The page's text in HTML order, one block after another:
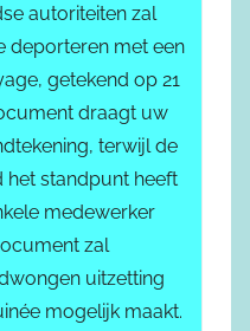
autoriteiten zal
deporteren met een
getekend op 21
draagt uw
terwijl de
het standpunt heeft
medewerker
zal
uitzetting
mogelijk maakt.